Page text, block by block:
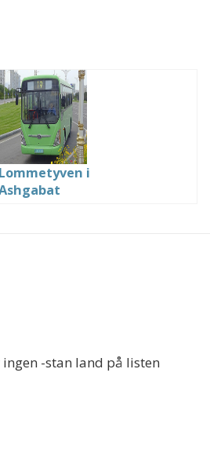
Lommetyven i
-stan land på listen